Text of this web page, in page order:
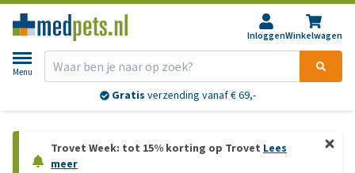
InloggenWinkelwagen
Menu
Gratis verzending vanaf € 69,-
Trovet Week: tot 15% korting op Trovet Lees
meer